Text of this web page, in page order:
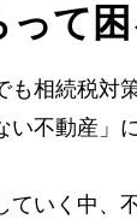
て
相続税対
い不動産」
ていく中、